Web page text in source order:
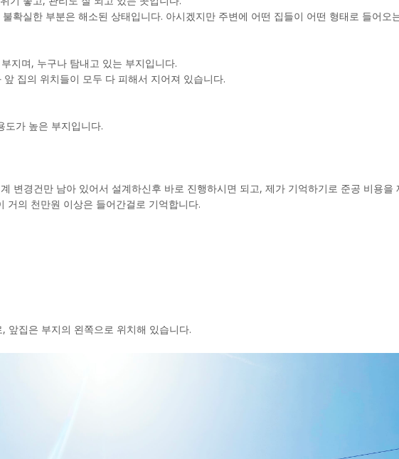
확실한 부분은 해소된 상태입니다. 아시겠지만 주변에 어떤 집들이 어떤 형태로 들어오
지며, 누구나 탐내고 있는 부지입니다.
집의 위치들이 모두 다 피해서 지어져 있습니다.
도가 높은 부지입니다.
변경건만 남아 있어서 설계하신후 바로 진행하시면 되고, 제가 기억하기로 준공 비용을
거의 천만원 이상은 들어간걸로 기억합니다.
앞집은 부지의 왼쪽으로 위치해 있습니다.